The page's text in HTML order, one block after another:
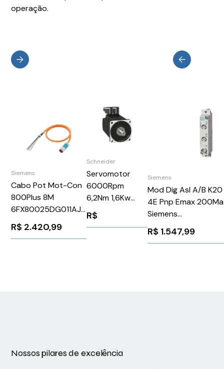
operação.
Siemens
Cabo Pot Mot-Con
800Plus 8M
6FX80025DG011AJ0
Siemens 87323
R$ 2.420,99
Schneider
Servomotor
6000Rpm
6,2Nm 1,6Kw
Ip65 Schneider
BMH1002P31A2A
R$
Siemens
Mod Dig AsI A/B K20
4E Pnp Emax 200Ma
Siemens
R$ 1.547,99
Nossos pilares de excelência